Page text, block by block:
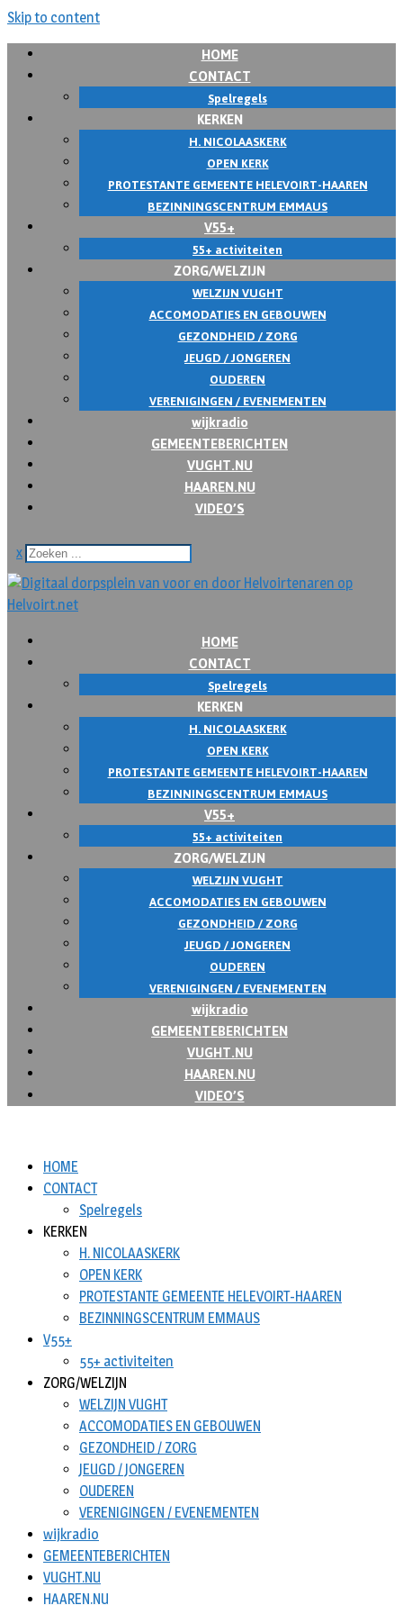
Skip to content
HOME
CONTACT
Spelregels
KERKEN
H. NICOLAASKERK
OPEN KERK
PROTESTANTE GEMEENTE HELEVOIRT-HAAREN
BEZINNINGSCENTRUM EMMAUS
V55+
55+ activiteiten
ZORG/WELZIJN
WELZIJN VUGHT
ACCOMODATIES EN GEBOUWEN
GEZONDHEID / ZORG
JEUGD / JONGEREN
OUDEREN
VERENIGINGEN / EVENEMENTEN
wijkradio
GEMEENTEBERICHTEN
VUGHT.NU
HAAREN.NU
VIDEO’S
x
HOME
CONTACT
Spelregels
KERKEN
H. NICOLAASKERK
OPEN KERK
PROTESTANTE GEMEENTE HELEVOIRT-HAAREN
BEZINNINGSCENTRUM EMMAUS
V55+
55+ activiteiten
ZORG/WELZIJN
WELZIJN VUGHT
ACCOMODATIES EN GEBOUWEN
GEZONDHEID / ZORG
JEUGD / JONGEREN
OUDEREN
VERENIGINGEN / EVENEMENTEN
wijkradio
GEMEENTEBERICHTEN
VUGHT.NU
HAAREN.NU
VIDEO’S
HOME
CONTACT
Spelregels
KERKEN
H. NICOLAASKERK
OPEN KERK
PROTESTANTE GEMEENTE HELEVOIRT-HAAREN
BEZINNINGSCENTRUM EMMAUS
V55+
55+ activiteiten
ZORG/WELZIJN
WELZIJN VUGHT
ACCOMODATIES EN GEBOUWEN
GEZONDHEID / ZORG
JEUGD / JONGEREN
OUDEREN
VERENIGINGEN / EVENEMENTEN
wijkradio
GEMEENTEBERICHTEN
VUGHT.NU
HAAREN.NU